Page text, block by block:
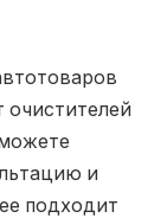
и
подходит